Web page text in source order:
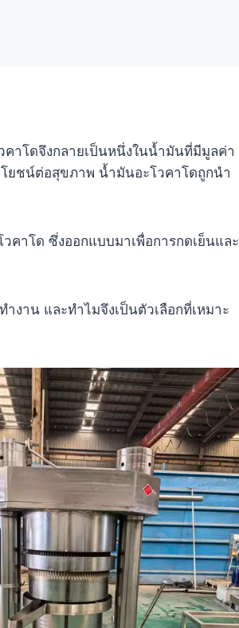
าโดจึงกลายเป็นหนึ่งในน้ำมันที่มีมูลค่า
ยชน์ต่อสุขภาพ น้ำมันอะโวคาโดถูกนำ
คาโด ซึ่งออกแบบมาเพื่อการกดเย็นและ
งาน และทำไมจึงเป็นตัวเลือกที่เหมาะ